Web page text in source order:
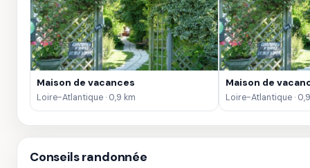
Maison de vacances
Loire-Atlantique · 0,9 km
Maison de
Loire-Atlantique ·
Conseils randonnée